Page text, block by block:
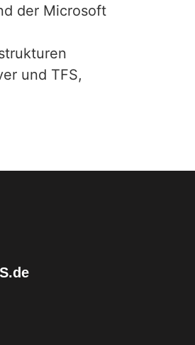
der Microsoft
und TFS,